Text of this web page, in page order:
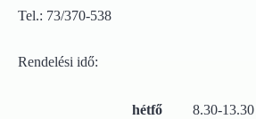
Tel.: 73/370-538
Rendelési idő:
hétfő
8.30-13.30